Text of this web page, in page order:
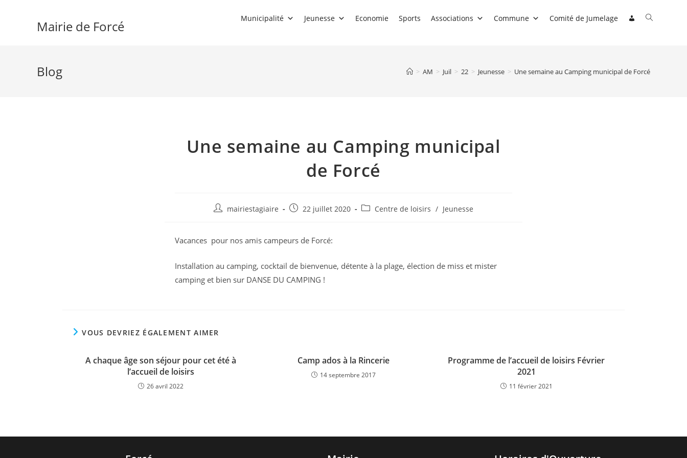
Mairie de Forcé Municipalité Jeunesse Economie Sports Associations Commune Comité de Jumelage Toggle
Blog > AM > Juil > 22 > Jeunesse > Une semaine au Camping municipal de Forcé
Une semaine au Camping municipal
de Forcé
Auteur/autrice
publication :
mairiestagiaire
Publication
22 juillet 2020
Post Centre de loisirs / Jeunesse
Vacances pour nos amis campeurs de Forcé:
Installation au camping, cocktail de bienvenue, détente à la plage, élection de miss et mister
camping et bien sur DANSE DU CAMPING !
VOUS DEVRIEZ ÉGALEMENT AIMER
A chaque âge son séjour pour cet été à
l’accueil de loisirs
26 avril 2022
Camp ados à la Rincerie
14 septembre 2017
Programme de l’accueil de loisirs Février
2021
11 février 2021